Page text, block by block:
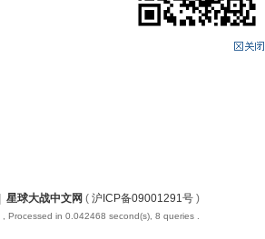
星球大战中文网 ( 沪ICP备09001291号 )
, Processed in 0.042468 second(s), 8 queries .